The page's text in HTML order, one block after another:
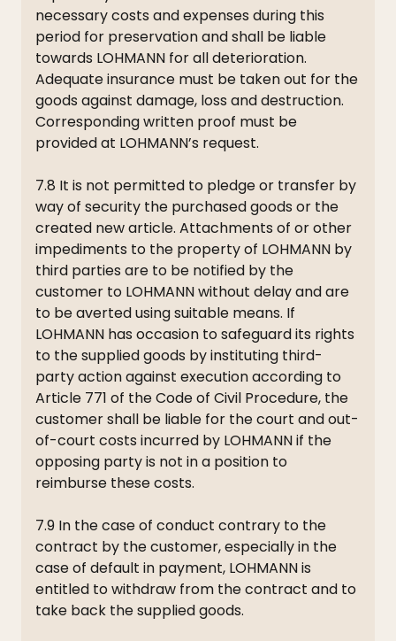
necessary costs and expenses during this
period for preservation and shall be liable
towards LOHMANN for all deterioration.
Adequate insurance must be taken out for the
goods against damage, loss and destruction.
Corresponding written proof must be
provided at LOHMANN’s request.
7.8 It is not permitted to pledge or transfer by
way of security the purchased goods or the
created new article. Attachments of or other
impediments to the property of LOHMANN by
third parties are to be notified by the
customer to LOHMANN without delay and are
to be averted using suitable means. If
LOHMANN has occasion to safeguard its rights
to the supplied goods by instituting third-
party action against execution according to
Article 771 of the Code of Civil Procedure, the
customer shall be liable for the court and out-
of-court costs incurred by LOHMANN if the
opposing party is not in a position to
reimburse these costs.
7.9 In the case of conduct contrary to the
contract by the customer, especially in the
case of default in payment, LOHMANN is
entitled to withdraw from the contract and to
take back the supplied goods.